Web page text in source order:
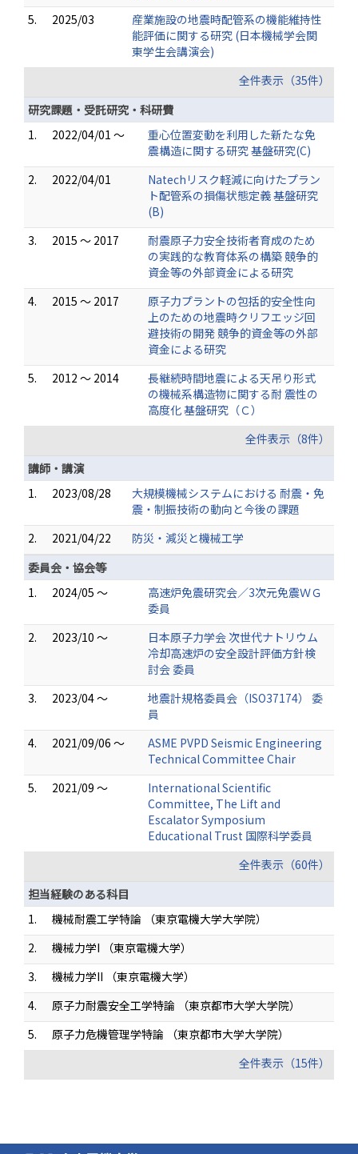
5.
2025/03
産業施設の地震時配管系の機能維持性
能評価に関する研究 (日本機械学会関
東学生会講演会)
全件表示（35件）
研究課題・受託研究・科研費
1.
2022/04/01 ～
重心位置変動を利用した新たな免
震構造に関する研究 基盤研究(C)
2.
2022/04/01
Natechリスク軽減に向けたプラン
ト配管系の損傷状態定義 基盤研究
(B)
3.
2015 ～ 2017
耐震原子力安全技術者育成のため
の実践的な教育体系の構築 競争的
資金等の外部資金による研究
4.
2015 ～ 2017
原子力プラントの包括的安全性向
上のための地震時クリフエッジ回
避技術の開発 競争的資金等の外部
資金による研究
5.
2012 ～ 2014
長継続時間地震による天吊り形式
の機械系構造物に関する耐 震性の
高度化 基盤研究（Ｃ）
全件表示（8件）
講師・講演
1.
2023/08/28
大規模機械システムにおける 耐震・免
震・制振技術の動向と今後の課題
2.
2021/04/22
防災・減災と機械工学
委員会・協会等
1.
2024/05 ～
高速炉免震研究会／3次元免震ＷＧ
委員
2.
2023/10 ～
日本原子力学会 次世代ナトリウム
冷却高速炉の安全設計評価方針検
討会 委員
3.
2023/04 ～
地震計規格委員会（ISO37174） 委
員
4.
2021/09/06 ～
ASME PVPD Seismic Engineering
Technical Committee Chair
5.
2021/09 ～
International Scientific
Committee, The Lift and
Escalator Symposium
Educational Trust 国際科学委員
全件表示（60件）
担当経験のある科目
1.
機械耐震工学特論 （東京電機大学大学院）
2.
機械力学I （東京電機大学）
3.
機械力学II （東京電機大学）
4.
原子力耐震安全工学特論 （東京都市大学大学院）
5.
原子力危機管理学特論 （東京都市大学大学院）
全件表示（15件）